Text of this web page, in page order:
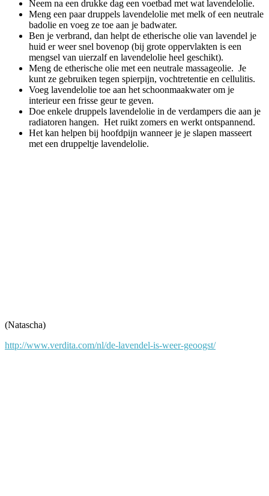
Neem na een drukke dag een voetbad met wat lavendelolie.
Meng een paar druppels lavendelolie met melk of een neutrale
badolie en voeg ze toe aan je badwater.
Ben je verbrand, dan helpt de etherische olie van lavendel je
huid er weer snel bovenop (bij grote oppervlakten is een
mengsel van uierzalf en lavendelolie heel geschikt).
Meng de etherische olie met een neutrale massageolie. Je
kunt ze gebruiken tegen spierpijn, vochtretentie en cellulitis.
Voeg lavendelolie toe aan het schoonmaakwater om je
interieur een frisse geur te geven.
Doe enkele druppels lavendelolie in de verdampers die aan je
radiatoren hangen. Het ruikt zomers en werkt ontspannend.
Het kan helpen bij hoofdpijn wanneer je je slapen masseert
met een druppeltje lavendelolie.
(Natascha)
http://www.verdita.com/nl/de-lavendel-is-weer-geoogst/